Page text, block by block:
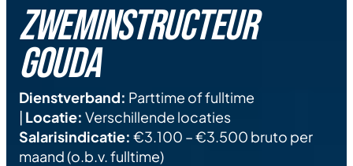
Zweminstructeur
gouda
Dienstverband: Parttime of fulltime
| Locatie: Verschillende locaties
Salarisindicatie: €3.100 – €3.500 bruto per
maand (o.b.v. fulltime)